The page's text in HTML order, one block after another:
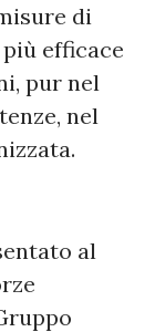
di
efficace
pur nel
nel
al